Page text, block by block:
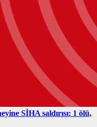
SİHA saldırısı: 1 ölü,